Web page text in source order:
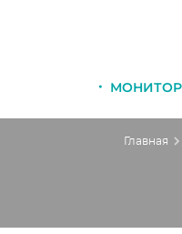
Главная